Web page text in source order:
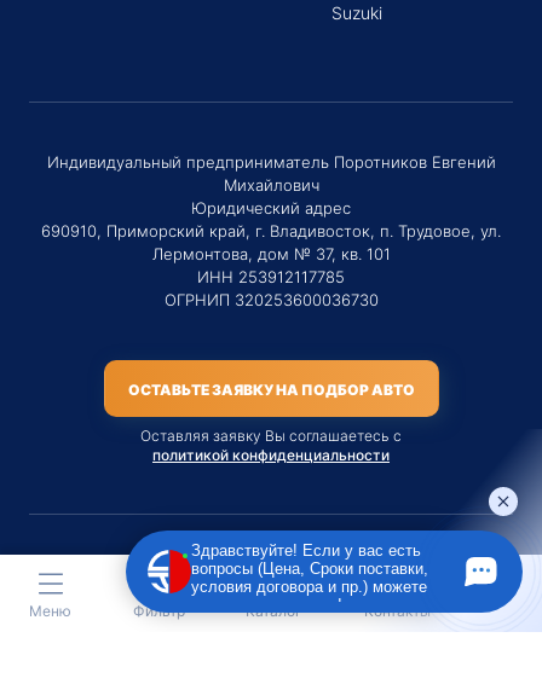
Suzuki
Индивидуальный предприниматель Поротников Евгений
Михайлович
Юридический адрес
690910, Приморский край, г. Владивосток, п. Трудовое, ул.
Лермонтова, дом № 37, кв. 101
ИНН 253912117785
ОГРНИП 320253600036730
ОСТАВЬТЕ ЗАЯВКУ НА ПОДБОР АВТО
Оставляя заявку Вы соглашаетесь с
политикой конфиденциальности
Материалы данного сайта являются публичной офертой
только на услугу сопровождения Агентом приобретения
транспортного средства Клиентом.
Меню Фильтр Каталог Контакты
Здравствуйте! Если у вас есть
вопросы (Цена, Сроки поставки,
условия договора и пр.) можете
задать их мне в чат!